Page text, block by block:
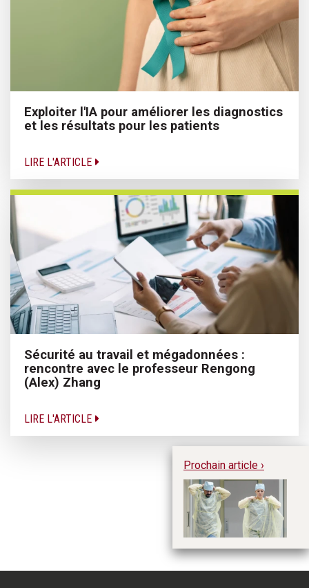
Exploiter l'IA pour améliorer les diagnostics
et les résultats pour les patients
LIRE L'ARTICLE
Sécurité au travail et mégadonnées :
rencontre avec le professeur Rengong
(Alex) Zhang
LIRE L'ARTICLE
Prochain article ›